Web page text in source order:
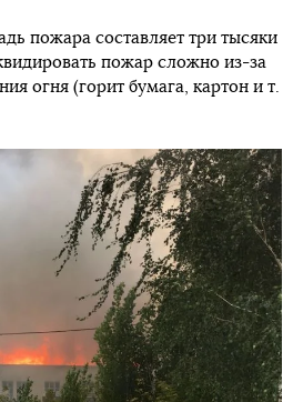
пожара составляет три тысяки
пожар сложно из-за
огня (горит бумага, картон и т.